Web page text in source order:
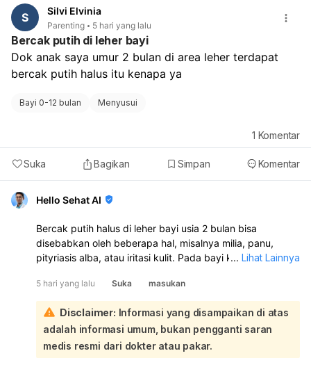
dipaksa, tapi juga jangan hanya menunggu. Kalau ada
riwayat bayi tampak lemas, sulit menegakkan kepala,
atau perkembangan lain juga terlambat, lebih baik kontrol
ke dokter spesialis anak, dan bila perlu ke tumbuh
kembang atau neurologi anak.
S Silvi Elvinia
Parenting 5 hari yang lalu
Bercak putih di leher bayi
Dok anak saya umur 2 bulan di area leher terdapat
bercak putih halus itu kenapa ya
Bayi 0-12 bulan Menyusui
Suka Bagikan Simpan Komentar
1 Komentar
Hello Sehat AI
Bercak putih halus di leher bayi usia 2 bulan bisa
disebabkan oleh beberapa hal, misalnya milia, panu,
pityriasis alba, atau iritasi kulit. Pada bayi kecil, sering
di lipatan leher. Sebaiknya periksa ke dokter anak atau
dokter kulit untuk memastikan penyebabnya:
Sementara ini, jaga area leher bayi tetap bersih dan
kering, bersihkan lembut dengan air hangat, lalu
keringkan benar-benar setelah mandi atau setelah minum
susu. Hindari menggosok terlalu keras dan jangan
... Lihat Lainnya
5 hari yang lalu Suka masukan
Disclaimer: Informasi yang disampaikan di atas
adalah informasi umum, bukan pengganti saran
medis resmi dari dokter atau pakar.